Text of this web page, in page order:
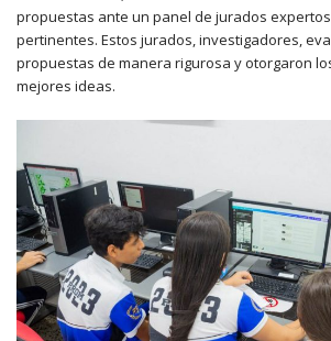
propuestas ante un panel de jurados
pertinentes. Estos jurados, investigadores,
propuestas de manera rigurosa y otorgaron
mejores ideas.